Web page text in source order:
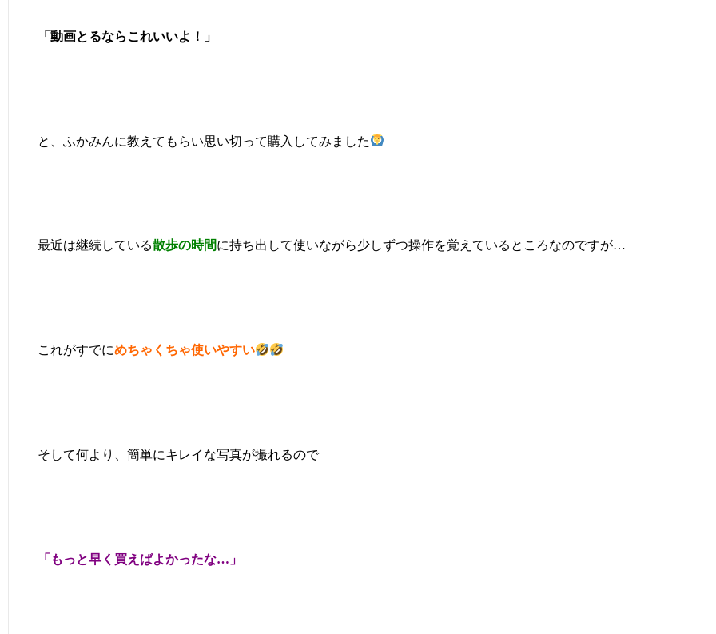
「動画とるならこれいいよ！」
と、ふかみんに教えてもらい思い切って購入してみました
最近は継続している散歩の時間に持ち出して使いながら少しずつ操作を覚えているところなのですが…
これがすでにめちゃくちゃ使いやすい
そして何より、簡単にキレイな写真が撮れるので
「もっと早く買えばよかったな…」